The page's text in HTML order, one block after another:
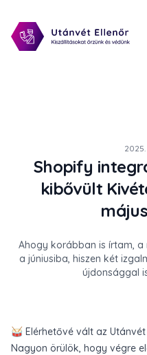
Shopify
kibővült
Ahogy korábban is írtam,
a júniusiba, hiszen két
újdonsággal
🥁 Elérhetővé vált az
Nagyon örülök, hogy végre